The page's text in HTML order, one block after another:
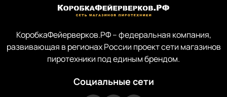
КоробкаФейерверков.РФ – федеральная компания,
развивающая в регионах России проект сети магазинов
пиротехники под единым брендом.
Социальные сети